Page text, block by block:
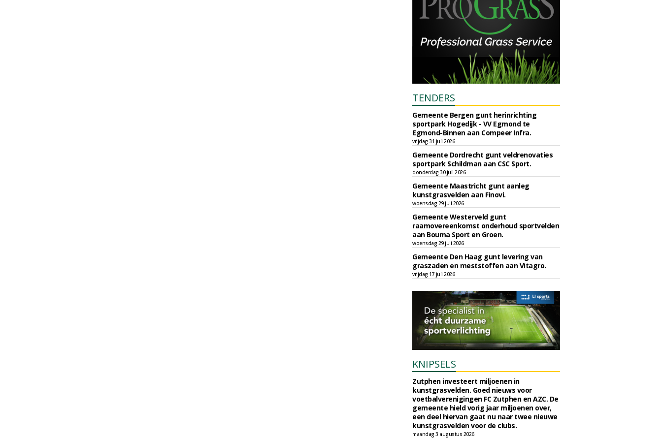
TENDERS
Gemeente Bergen gunt herinrichting
sportpark Hogedijk - VV Egmond te
Egmond-Binnen aan Compeer Infra.
vrijdag 31 juli 2026
Gemeente Dordrecht gunt veldrenovaties
sportpark Schildman aan CSC Sport.
donderdag 30 juli 2026
Gemeente Maastricht gunt aanleg
kunstgrasvelden aan Finovi.
woensdag 29 juli 2026
Gemeente Westerveld gunt
raamovereenkomst onderhoud sportvelden
aan Bouma Sport en Groen.
woensdag 29 juli 2026
Gemeente Den Haag gunt levering van
graszaden en meststoffen aan Vitagro.
vrijdag 17 juli 2026
KNIPSELS
Zutphen investeert miljoenen in
kunstgrasvelden. Goed nieuws voor
voetbalverenigingen FC Zutphen en AZC. De
gemeente hield vorig jaar miljoenen over,
een deel hiervan gaat nu naar twee nieuwe
kunstgrasvelden voor de clubs.
maandag 3 augustus 2026